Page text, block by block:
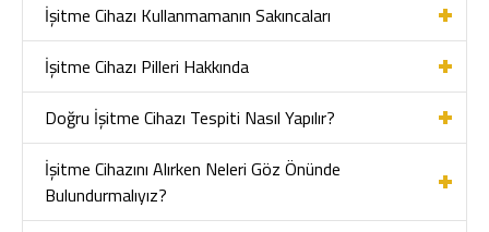
İşitme Cihazı Kullanmamanın Sakıncaları
İşitme Cihazı Pilleri Hakkında
Doğru İşitme Cihazı Tespiti Nasıl Yapılır?
İşitme Cihazını Alırken Neleri Göz Önünde
Bulundurmalıyız?